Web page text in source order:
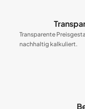
Transparente
nachhaltig kalkuliert.